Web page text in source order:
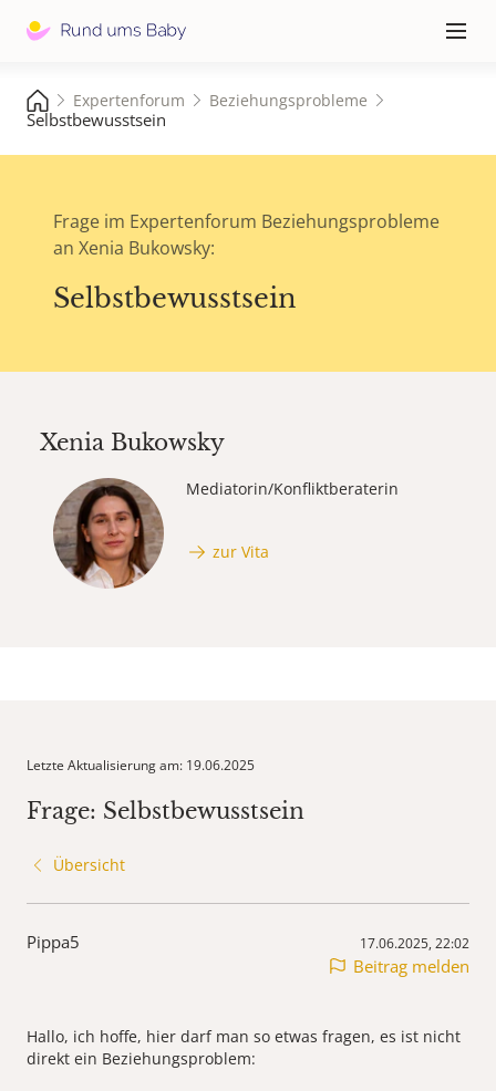
≡
Expertenforum Beziehungsprobleme
Selbstbewusstsein
Frage im Expertenforum Beziehungsprobleme
an Xenia Bukowsky:
Selbstbewusstsein
Xenia Bukowsky
Mediatorin/Konfliktberaterin
zur Vita
Letzte Aktualisierung am: 19.06.2025
Frage: Selbstbewusstsein
Übersicht
Pippa5 17.06.2025, 22:02
Beitrag melden
Hallo, ich hoffe, hier darf man so etwas fragen, es ist nicht
direkt ein Beziehungsproblem: